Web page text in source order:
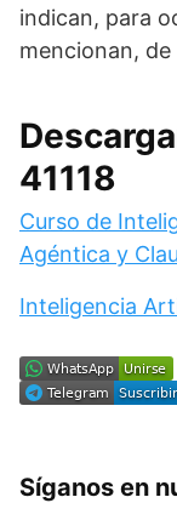
indican, para
mencionan,
41118
Curso de
Agéntica y
Inteligencia
Síganos en